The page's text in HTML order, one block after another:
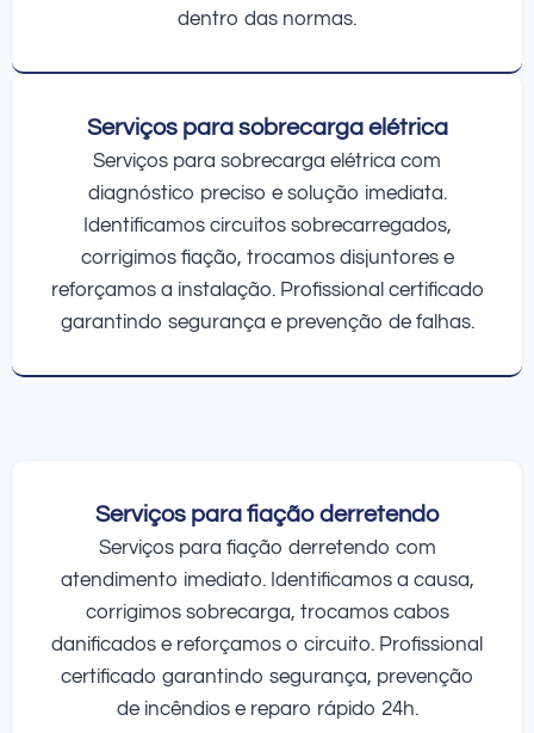
dentro das normas.
Serviços para sobrecarga elétrica
Serviços para sobrecarga elétrica com
diagnóstico preciso e solução imediata.
Identificamos circuitos sobrecarregados,
corrigimos fiação, trocamos disjuntores e
reforçamos a instalação. Profissional certificado
garantindo segurança e prevenção de falhas.
Serviços para fiação derretendo
Serviços para fiação derretendo com
atendimento imediato. Identificamos a causa,
corrigimos sobrecarga, trocamos cabos
danificados e reforçamos o circuito. Profissional
certificado garantindo segurança, prevenção
de incêndios e reparo rápido 24h.